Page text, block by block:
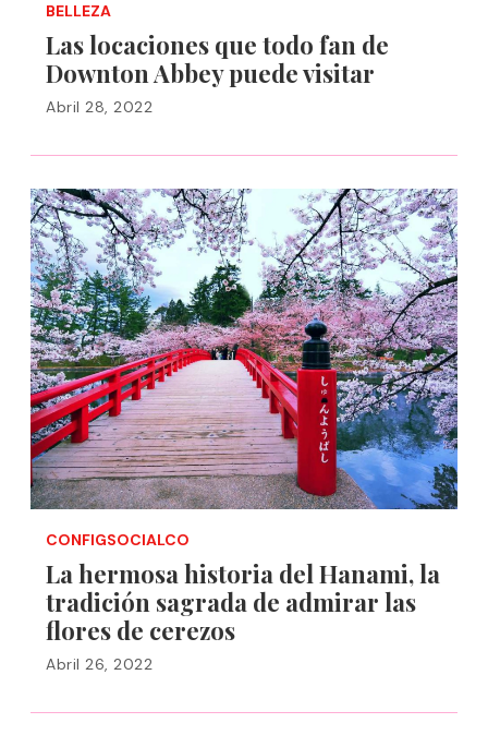
BELLEZA
Las locaciones que todo fan de
Downton Abbey puede visitar
Abril 28, 2022
CONFIGSOCIALCO
La hermosa historia del Hanami, la
tradición sagrada de admirar las
flores de cerezos
Abril 26, 2022